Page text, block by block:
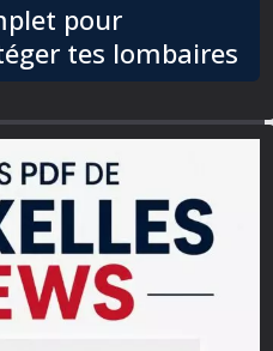
pour
tes lombaires